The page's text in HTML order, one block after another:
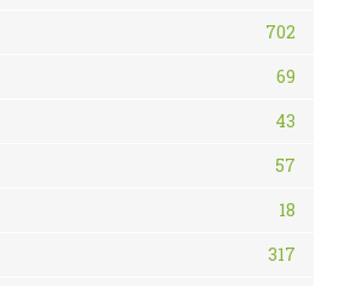
702
69
43
57
18
317